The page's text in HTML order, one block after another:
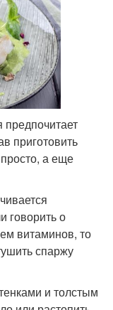
предпочитает
приготовить
а еще
говорить о
витаминов, то
спаржу
и толстым